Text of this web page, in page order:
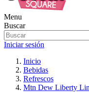
Menu
Buscar
Iniciar sesión
Inicio
Bebidas
Refrescos
Mtn Dew Liberty